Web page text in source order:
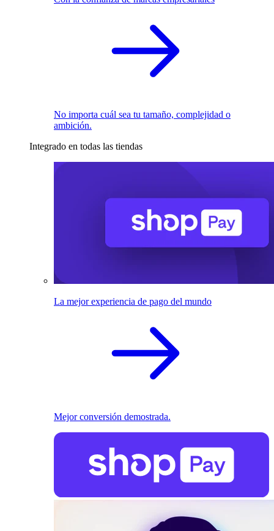
No importa cuál sea tu tamaño, complejidad o
ambición.
Integrado en todas las tiendas
La mejor experiencia de pago del mundo
Mejor conversión demostrada.